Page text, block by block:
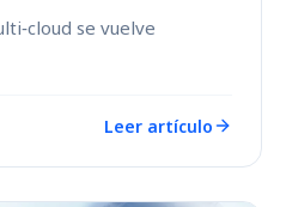
se vuelve
Leer artículo